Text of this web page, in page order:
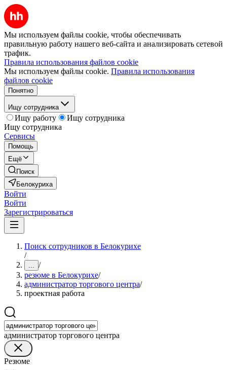
Мы используем файлы cookie, чтобы обеспечивать
правильную работу нашего веб-сайта и анализировать сетевой
трафик.
Правила использования файлов cookie
Мы используем файлы cookie. Правила использования
файлов cookie
Понятно
Ищу сотрудника
Ищу работу
Ищу сотрудника
Ищу сотрудника
Сервисы
Помощь
Ещё
Поиск
Белокуриха
Войти
Войти
Зарегистрироваться
Поиск сотрудников в Белокурихе
/
... /
резюме в Белокурихе/
администратор торгового центра/
проектная работа
администратор торгового центра
Резюме